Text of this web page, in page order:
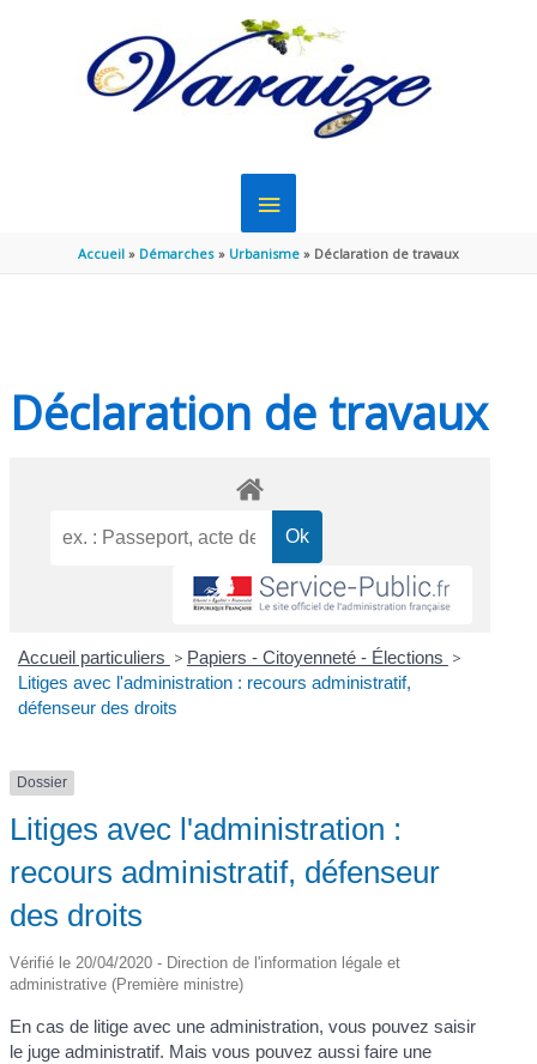
MENU
PRINCIPAL
Accueil Démarches Urbanisme Déclaration de travaux
Déclaration de travaux
Accueil particuliers > Papiers - Citoyenneté - Élections >
Litiges avec l'administration : recours administratif,
défenseur des droits
Dossier
Litiges avec l'administration :
recours administratif, défenseur
des droits
Vérifié le 20/04/2020 - Direction de l'information légale et
administrative (Première ministre)
En cas de litige avec une administration, vous pouvez saisir
le juge administratif. Mais vous pouvez aussi faire une